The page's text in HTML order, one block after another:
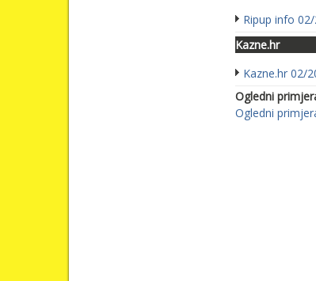
Ripup info
Kazne.hr
Kazne.hr 02/
Ogledni
Ogledni